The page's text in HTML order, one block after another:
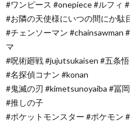
#ワンピース #onepiece #ルフィ
#お隣の天使様にいつの間にか駄
#チェンソーマン #chainsawman
マ
#呪術廻戦 #jujutsukaisen #五条
#名探偵コナン #konan
#鬼滅の刃 #kimetsunoyaiba #冨
#推しの子
#ポケットモンスター #ポケモン